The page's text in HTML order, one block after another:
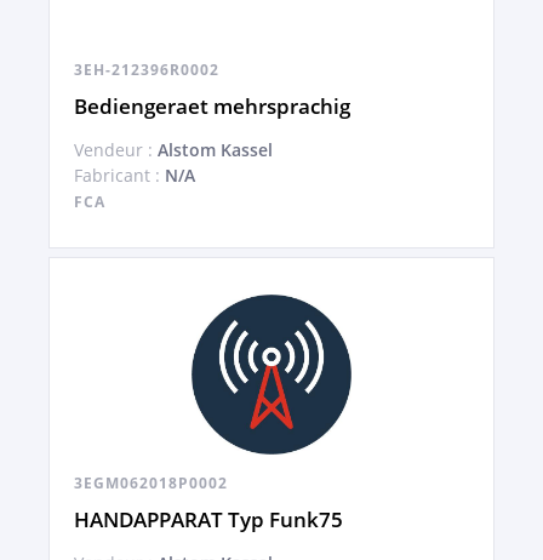
3EH-212396R0002
Bediengeraet mehrsprachig
Vendeur : Alstom Kassel
Fabricant : N/A
FCA
3EGM062018P0002
HANDAPPARAT Typ Funk75